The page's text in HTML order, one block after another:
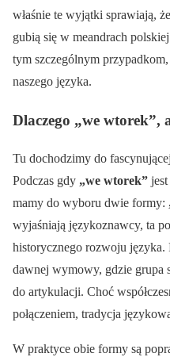
właśnie te wyjątki sprawiają,
gubią się w meandrach
tym szczególnym
naszego języka.
Dlaczego „we wtorek”,
Tu dochodzimy do
Podczas gdy „we wtorek”
mamy do wyboru dwie formy:
wyjaśniają językoznawcy, ta
historycznego rozwoju języka.
dawnej wymowy, gdzie grupa
do artykulacji. Choć
połączeniem, tradycja
W praktyce obie formy są